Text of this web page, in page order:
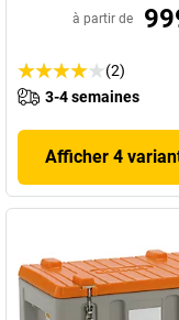
à partir de
(2)
3-4 semaines
Afficher 4